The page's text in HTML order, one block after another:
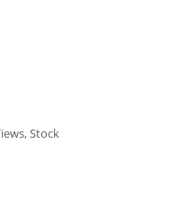
Stock